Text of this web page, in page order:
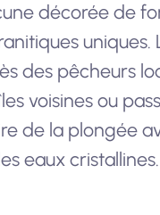
décorée de
uniques.
des pêcheurs
voisines ou
de la plongée
eaux cristallines.